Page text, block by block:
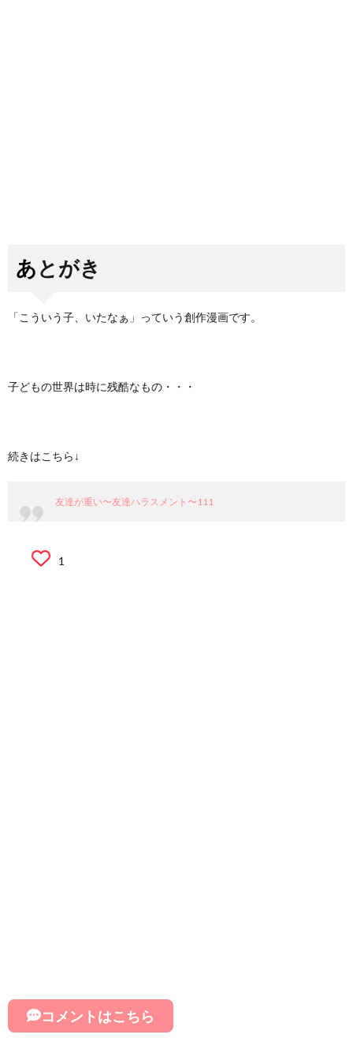
あとがき
「こういう子、いたなぁ」っていう創作漫画です。
子どもの世界は時に残酷なもの・・・
続きはこちら↓
友達が重い〜友達ハラスメント〜111
1
コメントはこちら